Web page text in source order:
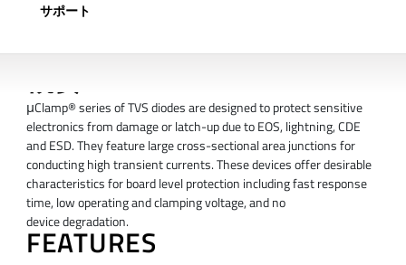
サポート
μClamp® series of TVS diodes are designed to protect sensitive
electronics from damage or latch-up due to EOS, lightning, CDE
and ESD. They feature large cross-sectional area junctions for
conducting high transient currents. These devices offer desirable
characteristics for board level protection including fast response
time, low operating and clamping voltage, and no
device degradation.
FEATURES